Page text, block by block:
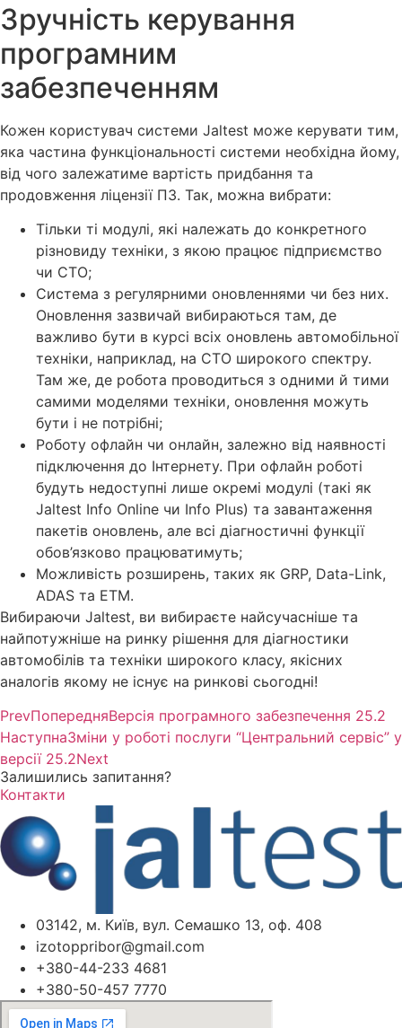
Зручність керування
програмним
забезпеченням
Кожен користувач системи Jaltest може керувати тим,
яка частина функціональності системи необхідна йому,
від чого залежатиме вартість придбання та
продовження ліцензії ПЗ. Так, можна вибрати:
Тільки ті модулі, які належать до конкретного
різновиду техніки, з якою працює підприємство
чи СТО;
Система з регулярними оновленнями чи без них.
Оновлення зазвичай вибираються там, де
важливо бути в курсі всіх оновлень автомобільної
техніки, наприклад, на СТО широкого спектру.
Там же, де робота проводиться з одними й тими
самими моделями техніки, оновлення можуть
бути і не потрібні;
Роботу офлайн чи онлайн, залежно від наявності
підключення до Інтернету. При офлайн роботі
будуть недоступні лише окремі модулі (такі як
Jaltest Info Online чи Info Plus) та завантаження
пакетів оновлень, але всі діагностичні функції
обов’язково працюватимуть;
Можливість розширень, таких як GRP, Data-Link,
ADAS та ETM.
Вибираючи Jaltest, ви вибираєте найсучасніше та
найпотужніше на ринку рішення для діагностики
автомобілів та техніки широкого класу, якісних
аналогів якому не існує на ринкові сьогодні!
PrevПопередняВерсія програмного забезпечення 25.2
НаступнаЗміни у роботі послуги “Центральний сервіс” у
версії 25.2Next
Залишились запитання?
Контакти
03142, м. Київ, вул. Семашко 13, оф. 408
izotoppribor@gmail.com
+380-44-233 4681
+380-50-457 7770